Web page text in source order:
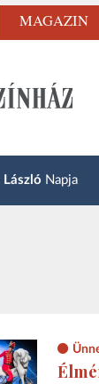
MAGAZIN
László Napja